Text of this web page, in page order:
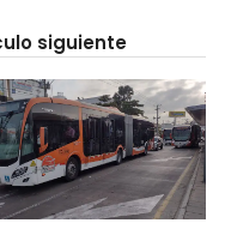
siguiente